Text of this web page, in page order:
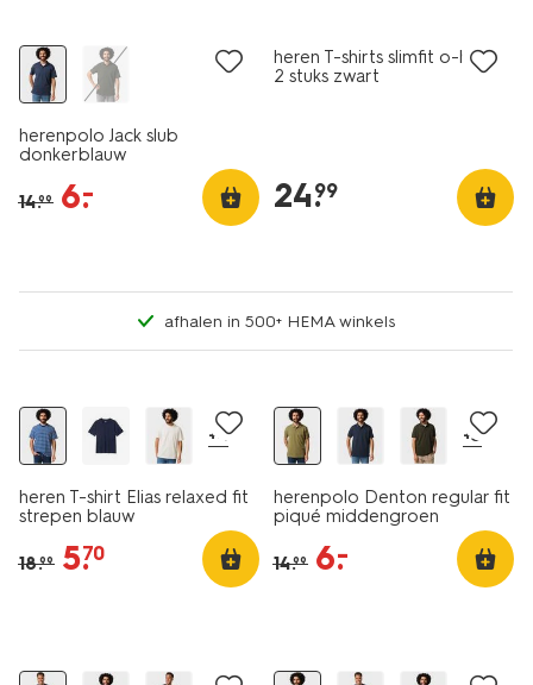
herenpolo Jack slub
donkerblauw
14.99 6.
–
heren T-shirts slimfit o-hals -
2 stuks zwart
24.
99
afhalen in 500+ HEMA winkels
+4
heren T-shirt Elias relaxed fit
strepen blauw
18.99 5.
70
essential
+3
herenpolo Denton regular fit
piqué middengroen
14.99 6.
–